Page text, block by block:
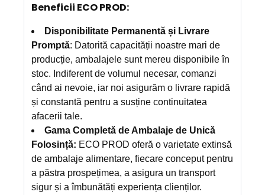
Beneficii ECO PROD:
Disponibilitate Permanentă și Livrare
Promptă: Datorită capacității noastre mari de
producție, ambalajele sunt mereu disponibile în
stoc. Indiferent de volumul necesar, comanzi
când ai nevoie, iar noi asigurăm o livrare rapidă
și constantă pentru a susține continuitatea
afacerii tale.
Gama Completă de Ambalaje de Unică
Folosință: ECO PROD oferă o varietate extinsă
de ambalaje alimentare, fiecare conceput pentru
a păstra prospețimea, a asigura un transport
sigur și a îmbunătăți experiența clienților.